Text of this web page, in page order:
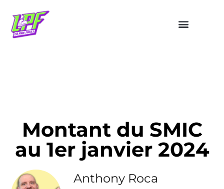
Montant du SMIC
au 1er janvier 2024
Anthony Roca